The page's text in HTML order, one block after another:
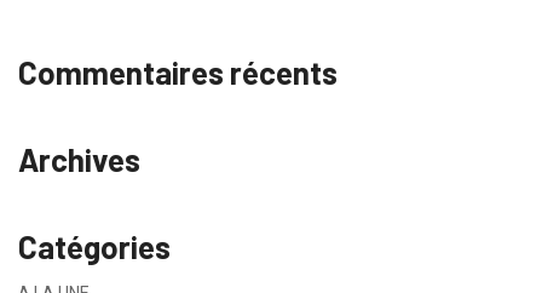
Commentaires récents
Archives
Catégories